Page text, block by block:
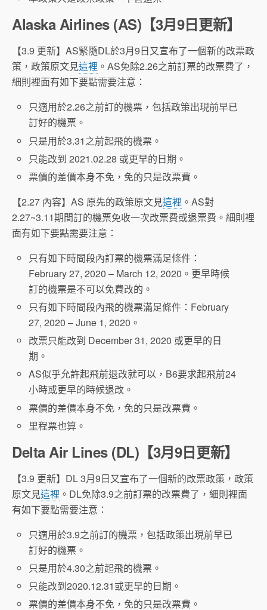
Alaska Airlines (AS)【3月9日更新】
【3.9 更新】AS緊隨DL於3月9日又宣布了一個新的改票政
策，政策原文見這裡 。AS免除2.26之前訂票的改票費了，
細則裡面有如下要點需要注意：
只適用於2.26之前訂的機票，包括政策出現前早已
訂好的機票。
只是用於3.31之前起飛的機票。
只能改到 2021.02.28 或更早的日期。
票價的差價本身不免，免的只是改票費。
【2.27 內容】AS 原先的政策原文見這裡 。AS對
2.27~3.11期間訂的機票免收一次改票費或退票費。細則裡
面有如下要點需要注意：
只有如下時間段內訂票的機票滿足條件：
February 27, 2020 – March 12, 2020。更早時候
訂的機票是不可以免費改的。
只有如下時間段內飛的機票滿足條件：February
27, 2020 – June 1, 2020。
改票只能改到 December 31, 2020 或更早的日
期。
AS似乎允許起飛前退改就可以，B6要求起飛前24
小時或更早的時候退改。
票價的差價本身不免，免的只是改票費。
里程票也算。
Delta Air Lines (DL)【3月9日更新】
【3.9 更新】DL 3月9日又宣布了一個新的改票政策，政策
原文見這裡 。DL免除3.9之前訂票的改票費了，細則裡面
有如下要點需要注意：
只適用於3.9之前訂的機票，包括政策出現前早已
訂好的機票。
只是用於4.30之前起飛的機票。
只能改到2020.12.31或更早的日期。
票價的差價本身不免，免的只是改票費。